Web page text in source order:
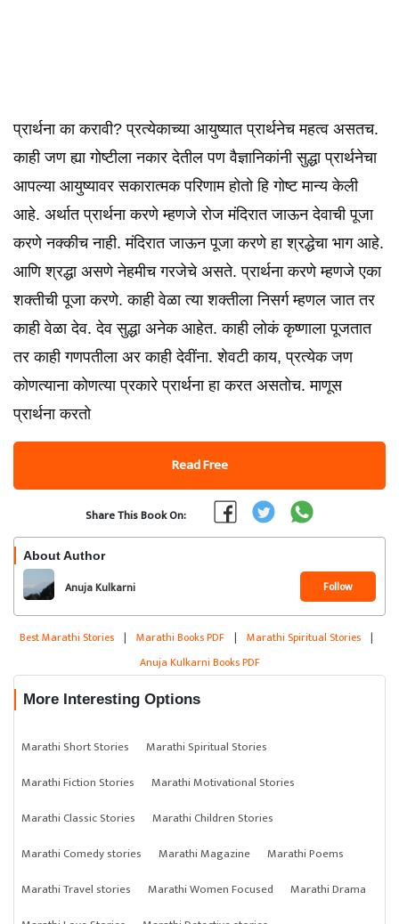
प्रार्थना का करावी? प्रत्येकाच्या आयुष्यात प्रार्थनेच महत्व असतच.
काही जण ह्या गोष्टीला नकार देतील पण वैज्ञानिकांनी सुद्धा प्रार्थनेचा
आपल्या आयुष्यावर सकारात्मक परिणाम होतो हि गोष्ट मान्य केली
आहे. अर्थात प्रार्थना करणे म्हणजे रोज मंदिरात जाऊन देवाची पूजा
करणे नक्कीच नाही. मंदिरात जाऊन पूजा करणे हा श्रद्धेचा भाग आहे.
आणि श्रद्धा असणे नेहमीच गरजेचे असते. प्रार्थना करणे म्हणजे एका
शक्तीची पूजा करणे. काही वेळा त्या शक्तीला निसर्ग म्हणल जात तर
काही वेळा देव. देव सुद्धा अनेक आहेत. काही लोकं कृष्णाला पूजतात
तर काही गणपतीला अर काही देवींना. शेवटी काय, प्रत्येक जण
कोणत्याना कोणत्या प्रकारे प्रार्थना हा करत असतोच. माणूस
प्रार्थना करतो
Read Free
Share This Book On:
About Author
Anuja Kulkarni Follow
Best Marathi Stories | Marathi Books PDF | Marathi Spiritual Stories |
Anuja Kulkarni Books PDF
More Interesting Options
Marathi Short Stories
Marathi Spiritual Stories
Marathi Fiction Stories
Marathi Motivational Stories
Marathi Classic Stories
Marathi Children Stories
Marathi Comedy stories
Marathi Magazine
Marathi Poems
Marathi Travel stories
Marathi Women Focused
Marathi Drama